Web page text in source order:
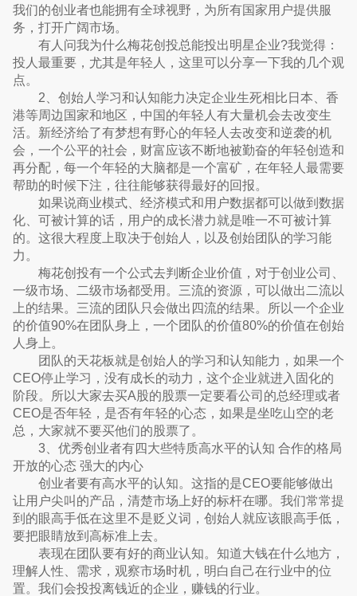
我们的创业者也能拥有全球视野，为所有国家用户提供服
务，打开广阔市场。
有人问我为什么梅花创投总能投出明星企业?我觉得：
投人最重要，尤其是年轻人，这里可以分享一下我的几个观
点。
2、创始人学习和认知能力决定企业生死相比日本、香
港等周边国家和地区，中国的年轻人有大量机会去改变生
活。新经济给了有梦想有野心的年轻人去改变和逆袭的机
会，一个公平的社会，财富应该不断地被勤奋的年轻创造和
再分配，每一个年轻的大脑都是一个富矿，在年轻人最需要
帮助的时候下注，往往能够获得最好的回报。
如果说商业模式、经济模式和用户数据都可以做到数据
化、可被计算的话，用户的成长潜力就是唯一不可被计算
的。这很大程度上取决于创始人，以及创始团队的学习能
力。
梅花创投有一个公式去判断企业价值，对于创业公司、
一级市场、二级市场都受用。三流的资源，可以做出二流以
上的结果。三流的团队只会做出四流的结果。所以一个企业
的价值90%在团队身上，一个团队的价值80%的价值在创始
人身上。
团队的天花板就是创始人的学习和认知能力，如果一个
CEO停止学习，没有成长的动力，这个企业就进入固化的
阶段。所以大家去买A股的股票一定要看公司的总经理或者
CEO是否年轻，是否有年轻的心态，如果是坐吃山空的老
总，大家就不要买他们的股票了。
3、优秀创业者有四大些特质高水平的认知 合作的格局
开放的心态 强大的内心
创业者要有高水平的认知。这指的是CEO要能够做出
让用户尖叫的产品，清楚市场上好的标杆在哪。我们常常提
到的眼高手低在这里不是贬义词，创始人就应该眼高手低，
要把眼睛放到高标准上去。
表现在团队要有好的商业认知。知道大钱在什么地方，
理解人性、需求，观察市场时机，明白自己在行业中的位
置。我们会投投离钱近的企业，赚钱的行业。